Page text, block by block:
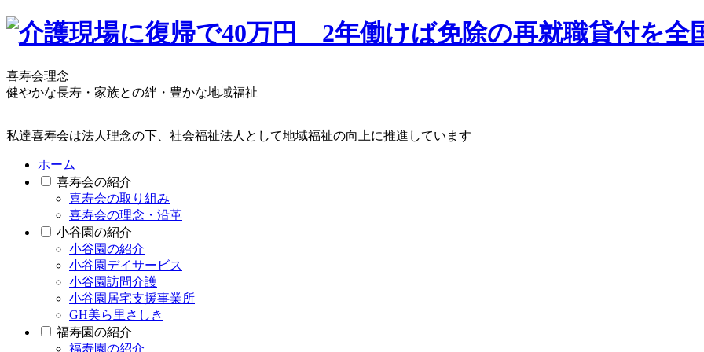
喜寿会理念
健やかな長寿・家族との絆・豊かな地域福祉
私達喜寿会は法人理念の下、社会福祉法人として地域福祉の向上に推進しています
ホーム
喜寿会の紹介
喜寿会の取り組み
喜寿会の理念・沿革
小谷園の紹介
小谷園の紹介
小谷園デイサービス
小谷園訪問介護
小谷園居宅支援事業所
GH美ら里さしき
福寿園の紹介
福寿園の紹介